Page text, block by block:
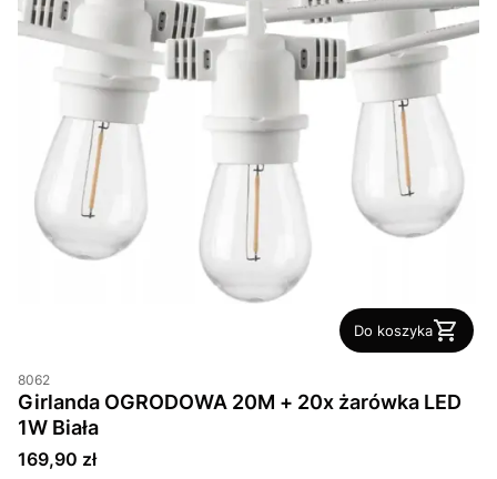
Do koszyka
8062
Girlanda OGRODOWA 20M + 20x żarówka LED
1W Biała
Cena
169,90 zł